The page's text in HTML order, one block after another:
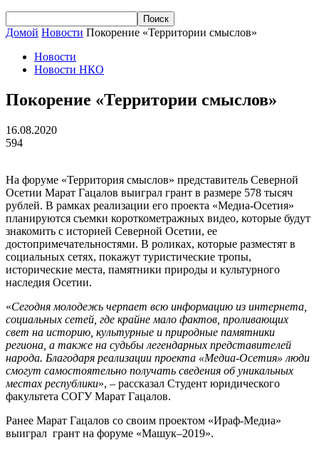
Домой Новости Покорение «Территории смыслов»
Новости
Новости НКО
Покорение «Территории смыслов»
16.08.2020
594
На форуме «Территория смыслов» представитель Северной
Осетии Марат Гацалов выиграл грант в размере 578 тысяч
рублей. В рамках реализации его проекта «Медиа-Осетия»
планируются съемки короткометражных видео, которые будут
знакомить с историей Северной Осетии, ее
достопримечательностями. В роликах, которые разместят в
социальных сетях, покажут туристические тропы,
исторические места, памятники природы и культурного
наследия Осетии.
«Сегодня молодежь черпает всю информацию из интернета,
социальных сетей, где крайне мало фактов, проливающих
свет на историю, культурные и природные памятники
региона, а также на судьбы легендарных представителей
народа. Благодаря реализации проекта «Медиа-Осетия» люди
смогут самостоятельно получать сведения об уникальных
местах республики», – рассказал Студент юридического
факультета СОГУ Марат Гацалов.
Ранее Марат Гацалов со своим проектом «Ираф-Медиа»
выиграл грант на форуме «Машук–2019».